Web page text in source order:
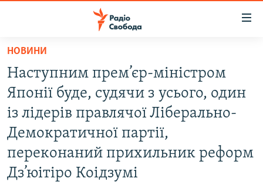
Перейти
основного
матеріалу
Перейти
до
основної
навігації
Перейти
до
РАДІО СВОБОДА – 70 РОКІВ
ВСЕ ЗА ДОБУ
СТАТТІ
СУСПІЛЬСТВО
ВІЙНА
РОСІЙСЬКА «ФІЛЬТРАЦІЯ»
ДОНБАС.РЕАЛІЇ
НОВИНИ
Наступним прем’єр-міністром
Японії буде, судячи з усього, один
із лідерів правлячої Ліберально-
Демократичної партії,
переконаний прихильник реформ
Дз’юітіро Коідзумі